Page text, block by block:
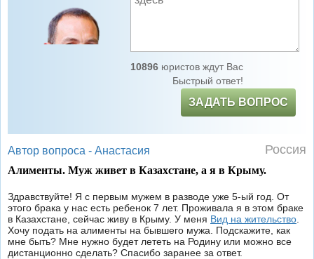
10896юристов ждут Вас
Быстрый ответ!
ЗАДАТЬ ВОПРОС
Автор вопроса - Анастасия Россия
Алименты. Муж живет в Казахстане, а я в Крыму.
Здравствуйте! Я с первым мужем в разводе уже 5-ый год. От
этого брака у нас есть ребенок 7 лет. Проживала я в этом браке
в Казахстане, сейчас живу в Крыму. У меня Вид на жительство
Хочу подать на алименты на бывшего мужа. Подскажите, как
мне быть? Мне нужно будет лететь на Родину или можно все
дистанционно сделать? Спасибо заранее за ответ.